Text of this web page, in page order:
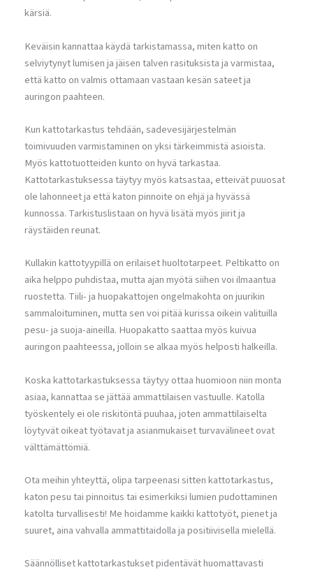
kärsiä.
Keväisin kannattaa käydä tarkistamassa, miten katto on
selviytynyt lumisen ja jäisen talven rasituksista ja varmistaa,
että katto on valmis ottamaan vastaan kesän sateet ja
auringon paahteen.
Kun kattotarkastus tehdään, sadevesijärjestelmän
toimivuuden varmistaminen on yksi tärkeimmistä asioista.
Myös kattotuotteiden kunto on hyvä tarkastaa.
Kattotarkastuksessa täytyy myös katsastaa, etteivät puuosat
ole lahonneet ja että katon pinnoite on ehjä ja hyvässä
kunnossa. Tarkistuslistaan on hyvä lisätä myös jiirit ja
räystäiden reunat.
Kullakin kattotyypillä on erilaiset huoltotarpeet. Peltikatto on
aika helppo puhdistaa, mutta ajan myötä siihen voi ilmaantua
ruostetta. Tiili- ja huopakattojen ongelmakohta on juurikin
sammaloituminen, mutta sen voi pitää kurissa oikein valituilla
pesu- ja suoja-aineilla. Huopakatto saattaa myös kuivua
auringon paahteessa, jolloin se alkaa myös helposti halkeilla.
Koska kattotarkastuksessa täytyy ottaa huomioon niin monta
asiaa, kannattaa se jättää ammattilaisen vastuulle. Katolla
työskentely ei ole riskitöntä puuhaa, joten ammattilaiselta
löytyvät oikeat työtavat ja asianmukaiset turvavälineet ovat
välttämättömiä.
Ota meihin yhteyttä, olipa tarpeenasi sitten kattotarkastus,
katon pesu tai pinnoitus tai esimerkiksi lumien pudottaminen
katolta turvallisesti! Me hoidamme kaikki kattotyöt, pienet ja
suuret, aina vahvalla ammattitaidolla ja positiivisella mielellä.
Säännölliset kattotarkastukset pidentävät huomattavasti